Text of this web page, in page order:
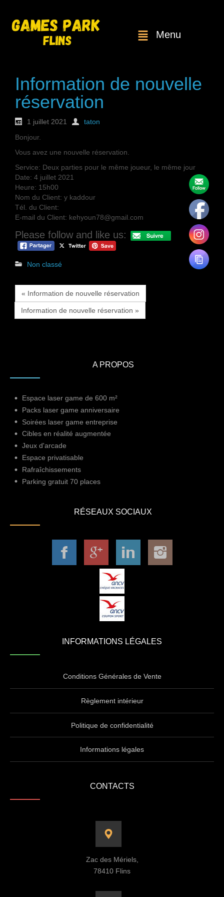
Menu
Information de nouvelle
réservation
1 juillet 2021
taton
Bonjour.
Vous avez une nouvelle réservation.
Service: Deux parties pour le même joueur, le même jour
Date: 4 juillet 2021
Heure: 15h00
Nom du Client: y kaddour
Tél. du Client:
E-mail du Client: kehyoun78@gmail.com
Please follow and like us:
Non classé
« Information de nouvelle réservation
Information de nouvelle réservation »
A PROPOS
Espace laser game de 600 m²
Packs laser game anniversaire
Soirées laser game entreprise
Cibles en réalité augmentée
Jeux d'arcade
Espace privatisable
Rafraîchissements
Parking gratuit 70 places
RÉSEAUX SOCIAUX
INFORMATIONS LÉGALES
Conditions Générales de Vente
Règlement intérieur
Politique de confidentialité
Informations légales
CONTACTS
Zac des Mériels,
78410 Flins